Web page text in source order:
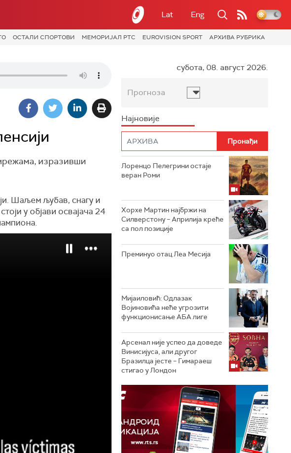
Lat Eng
ОСТАЛИ СПОРТОВИ МЕМОРИЈАЛ РТС EUROVISION SPORT АРХИВА РУБРИКА
изразивши
Шаљем љубав, снагу и
у објави освајача 24
субота, 08. август 2026.
Прогноза
Најновије
Лоренцо Пелегрини остаје
веран Роми
Хорхе Мартин најбржи на
Силверстону – Априлија креће
са пол позиције
Преминуо отац Леа Месија
Мијаиловић: Одлазак
Војиновића неће угрозити
функционисање АБА лиге
Арсенал није успео да доведе
Винисијуса, али другог
Бразилца јесте – Гимараеш
стигао у Лондон